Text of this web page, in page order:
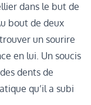
dans le but de
bout de deux
un sourire
en lui. Un soucis
dents de
qu’il a subi